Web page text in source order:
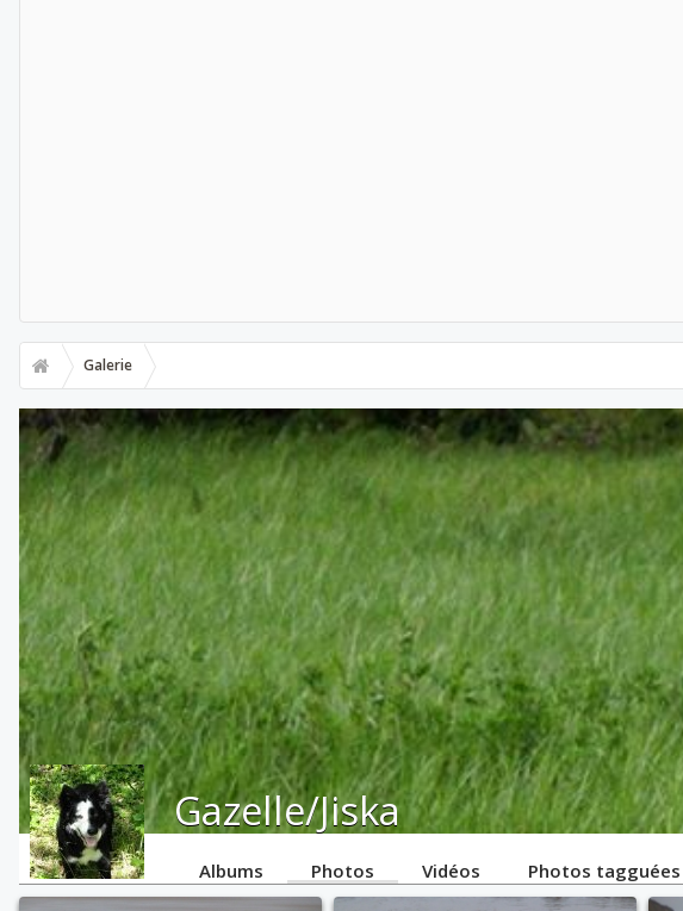
Galerie
Gazelle/Jiska
Albums Photos Vidéos Photos tagguées